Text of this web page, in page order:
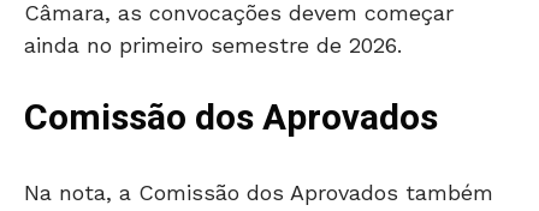
Câmara, as convocações devem começar
ainda no primeiro semestre de 2026.
Comissão dos Aprovados
Na nota, a Comissão dos Aprovados também